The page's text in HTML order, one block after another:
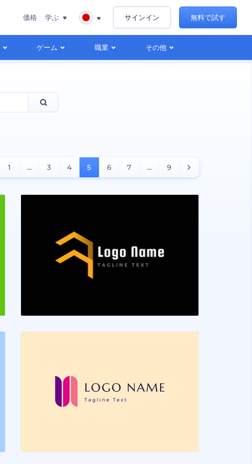
ゲーム 職業 その他
価格 学ぶ サインイン 無料で試す
1 ... 3 4 5 6 7 ... 9